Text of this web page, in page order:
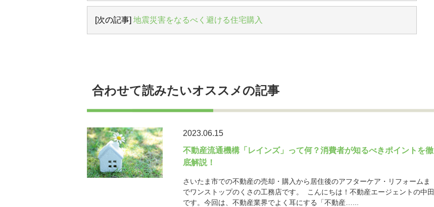
[次の記事] 地震災害をなるべく避ける住宅購入
合わせて読みたいオススメの記事
2023.06.15
不動産流通機構「レインズ」って何？消費者が知るべきポイントを徹
底解説！
さいたま市での不動産の売却・購入から居住後のアフターケア・リフォームま
でワンストップのくさの工務店です。 こんにちは！不動産エージェントの中田
です。今回は、不動産業界でよく耳にする「不動産…...